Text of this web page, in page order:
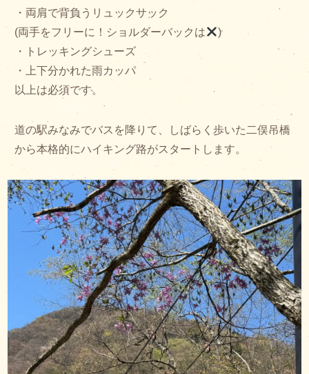
・両肩で背負うリュックサック
(両手をフリーに！ショルダーバックは
)
・トレッキングシューズ
・上下分かれた雨カッパ
以上は必須です。
道の駅みなみでバスを降りて、しばらく歩いた二俣吊橋
から本格的にハイキング路がスタートします。